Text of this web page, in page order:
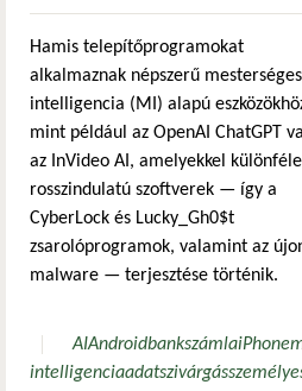
Hamis telepítőprogramokat
alkalmaznak népszerű mesterséges
intelligencia (MI) alapú
mint például az OpenAI ChatGPT
az InVideo AI, amelyekkel különféle
rosszindulatú szoftverek — így a
CyberLock és Lucky_Gh0$t
zsarolóprogramok, valamint az
malware — terjesztése történik.
AIAndroidbankszámlaiPhone
intelligenciaadatszivárgás